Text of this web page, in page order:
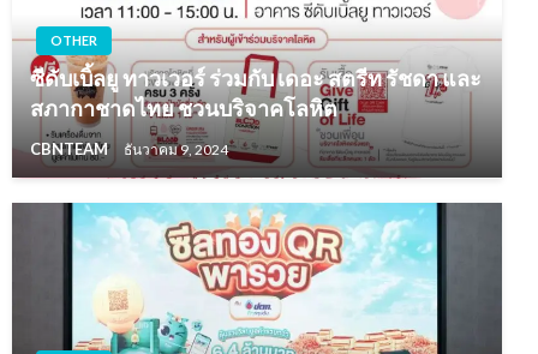
OTHER
ซีดับเบิ้ลยู ทาวเวอร์ ร่วมกับ เดอะ สตรีท รัชดา และ
สภากาชาดไทย ชวนบริจาคโลหิต
CBNTEAM ธันวาคม 9, 2024